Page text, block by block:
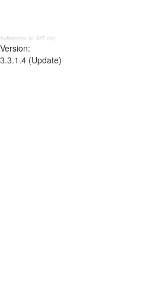
Aufbereitet in: 847 ms;
Version:
3.3.1.4 (Update)